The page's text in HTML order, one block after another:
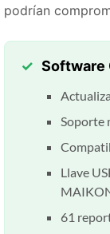
podrían
Software
Soporte
Llave
61